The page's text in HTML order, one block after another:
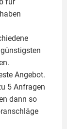
für
Angebot.
5 Anfragen
dann so